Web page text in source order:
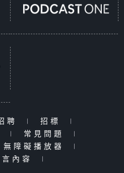
聘 | 招標
|
| 常見問題
|
無障礙播放器
|
言內容
|